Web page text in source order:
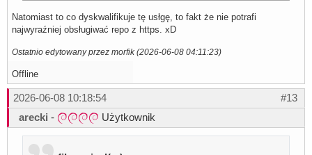
│           ├── [drwxr-sr-x apt-cacher-ng apt-cacher-ng
│           │   └── [drwxr-sr-x apt-cacher-ng apt-
│           │       ├── [-rw-r--r-- apt-cacher-ng apt-
│           ├── [drwxr-sr-x apt-cacher-ng apt-cacher-
│           │   ├── [drwxr-sr-x apt-cacher-ng apt-
│           │   │   ├── [-rw-r--r-- apt-cacher-ng apt-
│           │   │   └── [-rw-r--r-- apt-cacher-ng apt-
│           │   └── [drwxr-sr-x apt-cacher-ng apt-
│           │       ├── [-rw-r--r-- apt-cacher-ng apt-
│           │       └── [-rw-r--r-- apt-cacher-ng apt-
Natomiast to co dyskwalifikuje tę usłgę, to fakt że nie potrafi
najwyraźniej obsługiwać repo z https. xD
Ostatnio edytowany przez morfik (2026-06-08 04:11:23)
Offline
#13
2026-06-08 10:18:54
arecki - Użytkownik